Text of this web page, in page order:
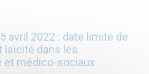
avril 2022 : date limite de
laïcité dans les
et médico-sociaux